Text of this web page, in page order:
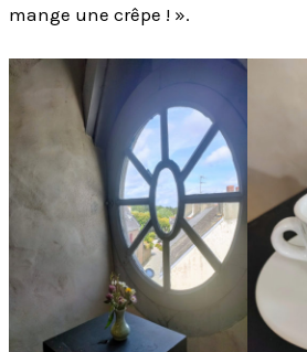
mange une crêpe ! ».